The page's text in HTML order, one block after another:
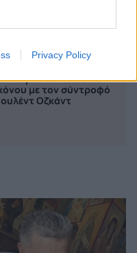
Privacy Policy
Με σκάφος
παραλίες των
Στα στενά
με τον σύντροφό
Οζκάντ